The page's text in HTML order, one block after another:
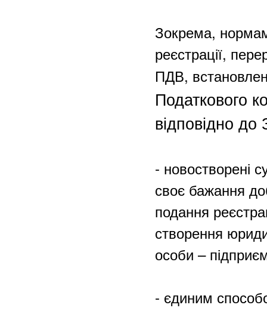
Зокрема,
реєстрації,
ПДВ,
Податкового
відповідно
- новостворені
своє бажання
подання
створення
особи –
- єдиним